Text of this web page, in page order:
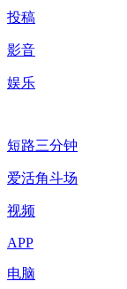
投稿
影音
娱乐
短路三分钟
爱活角斗场
视频
APP
电脑